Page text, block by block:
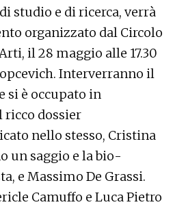
studio e di ricerca, verrà
organizzato dal Circolo
il 28 maggio alle 17.30
Interverranno il
si è occupato in
ricco dossier
nello stesso, Cristina
un saggio e la bio-
e Massimo De Grassi.
Camuffo e Luca Pietro